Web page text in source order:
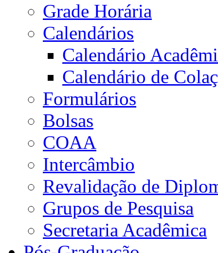
Grade Horária
Calendários
Calendário
Calendário de
Formulários
Bolsas
COAA
Intercâmbio
Revalidação de
Grupos de Pesquisa
Secretaria Acadêmica